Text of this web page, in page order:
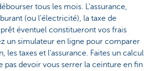
tous les mois. L'assurance,
(ou l'électricité), la taxe de
éventuel constitueront vos frais
un simulateur en ligne pour comparer
les taxes et l'assurance. Faites un calcul
pas devoir vous serrer la ceinture en fin